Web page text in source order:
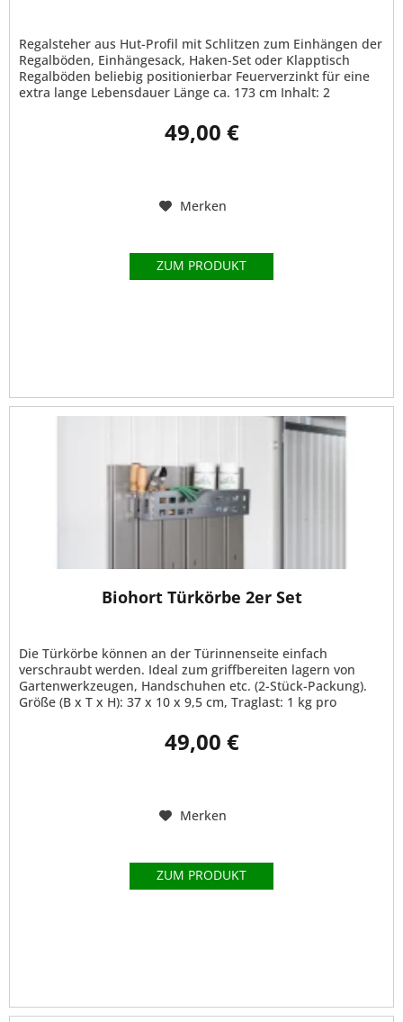
Regalsteher aus Hut-Profil mit Schlitzen zum Einhängen der
Regalböden, Einhängesack, Haken-Set oder Klapptisch
Regalböden beliebig positionierbar Feuerverzinkt für eine
extra lange Lebensdauer Länge ca. 173 cm Inhalt: 2
49,00 €
Merken
ZUM PRODUKT
Biohort Türkörbe 2er Set
Die Türkörbe können an der Türinnenseite einfach
verschraubt werden. Ideal zum griffbereiten lagern von
Gartenwerkzeugen, Handschuhen etc. (2-Stück-Packung).
Größe (B x T x H): 37 x 10 x 9,5 cm, Traglast: 1 kg pro
49,00 €
Merken
ZUM PRODUKT